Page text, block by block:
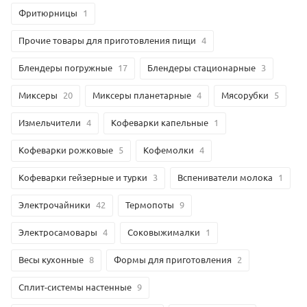
Фритюрницы 1
Прочие товары для приготовления пищи 4
Блендеры погружные 17 Блендеры стационарные 3
Миксеры 20 Миксеры планетарные 4 Мясорубки 5
Измельчители 4 Кофеварки капельные 1
Кофеварки рожковые 5 Кофемолки 4
Кофеварки гейзерные и турки 3 Вспениватели молока 1
Электрочайники 42 Термопоты 9
Электросамовары 4 Соковыжималки 1
Весы кухонные 8 Формы для приготовления 2
Сплит-системы настенные 9